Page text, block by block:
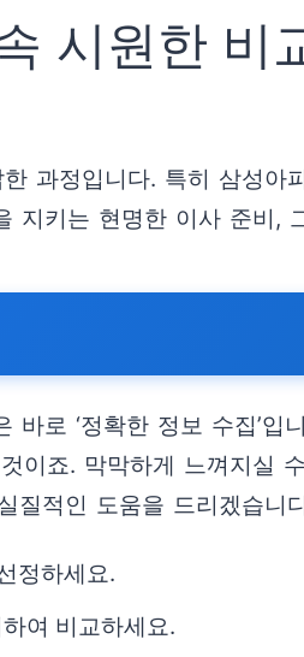
시원한 비
과정입니다. 특히 삼성
지키는 현명한 이사 준비,
로 ‘정확한 정보 수집’
이죠. 막막하게 느껴지실
질적인 도움을 드리겠습니
정하세요.
여 비교하세요.